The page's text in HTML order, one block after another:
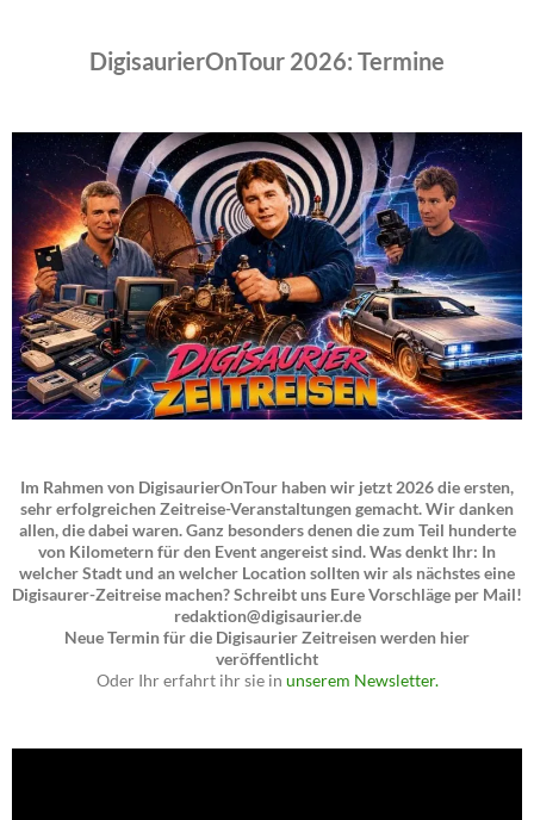
DigisaurierOnTour 2026: Termine
Im Rahmen von DigisaurierOnTour haben wir jetzt 2026 die ersten,
sehr erfolgreichen Zeitreise-Veranstaltungen gemacht. Wir danken
allen, die dabei waren. Ganz besonders denen die zum Teil hunderte
von Kilometern für den Event angereist sind. Was denkt Ihr: In
welcher Stadt und an welcher Location sollten wir als nächstes eine
Digisaurer-Zeitreise machen? Schreibt uns Eure Vorschläge per Mail!
redaktion@digisaurier.de
Neue Termin für die Digisaurier Zeitreisen werden hier
veröffentlicht
Oder Ihr erfahrt ihr sie in unserem Newsletter.